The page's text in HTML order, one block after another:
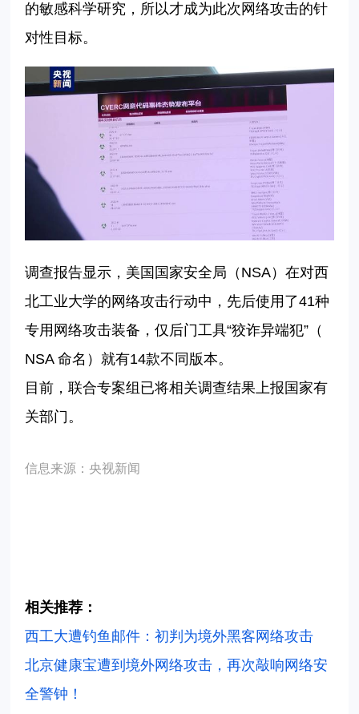
的敏感科学研究，所以才成为此次网络攻击的针
对性目标。
调查报告显示，美国国家安全局（ NSA）在对西
北工业大学的网络攻击行动中，先后使用了41种
专用网络攻击装备，仅后门工具“狡诈异端犯” （
NSA命名）就有14款不同版本。
目前，联合专案组已将相关调查结果上报国家有
关部门。
信息来源：央视新闻
相关推荐：
西工大遭钓鱼邮件：初判为境外黑客网络攻击
北京健康宝遭到境外网络攻击，再次敲响网络安
全警钟！